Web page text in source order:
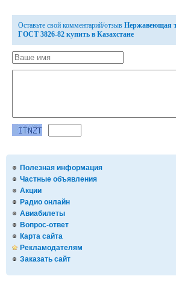
Полезная информация
Частные объявления
Акции
Радио онлайн
Авиабилеты
Вопрос-ответ
Карта сайта
Рекламодателям
Заказать сайт
Оставьте свой комментарий/отзыв Нержавеющая
ГОСТ 3826-82 купить в Казахстане